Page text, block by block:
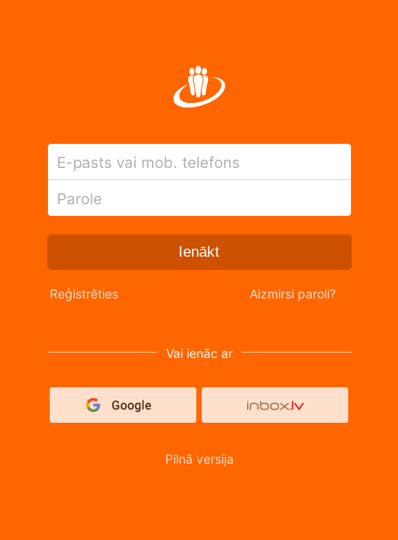
E-pasts vai mob. telefons
Parole
Ienākt
Reģistrēties Aizmirsi paroli?
Vai ienāc ar
Pilnā versija